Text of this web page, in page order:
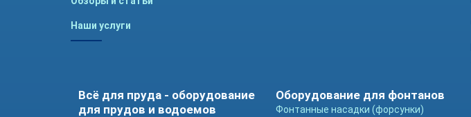
Наши услуги
Всё для пруда - оборудование
для прудов и водоемов
Оборудование для фонтанов
Фонтанные насадки (форсунки)